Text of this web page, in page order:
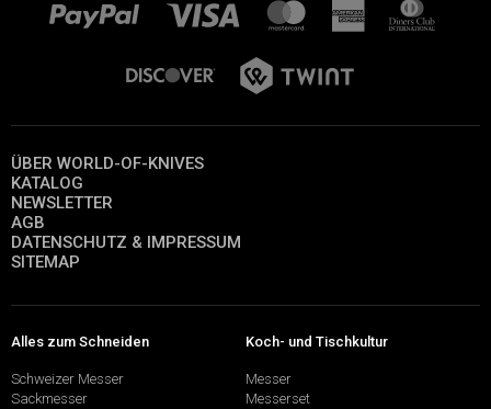
ÜBER WORLD-OF-KNIVES
KATALOG
NEWSLETTER
AGB
DATENSCHUTZ & IMPRESSUM
SITEMAP
Alles zum Schneiden
Schweizer Messer
Sackmesser
Koch- und Tischkultur
Messer
Messerset